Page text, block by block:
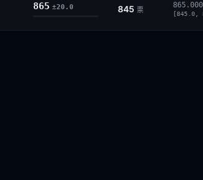
865 ±20.0 845 票
865.000
[845.0,